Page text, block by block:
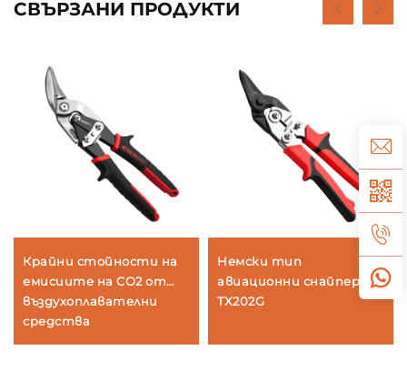
СВЪРЗАНИ ПРОДУКТИ
Крайни стойности на
емисиите на CO2 от
въздухоплавателни
средства
Немски тип
авиационни снайпери
TX202G